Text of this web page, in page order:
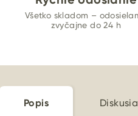
Všetko skladom –
zvyčajne do 24 h
Popis Diskusia